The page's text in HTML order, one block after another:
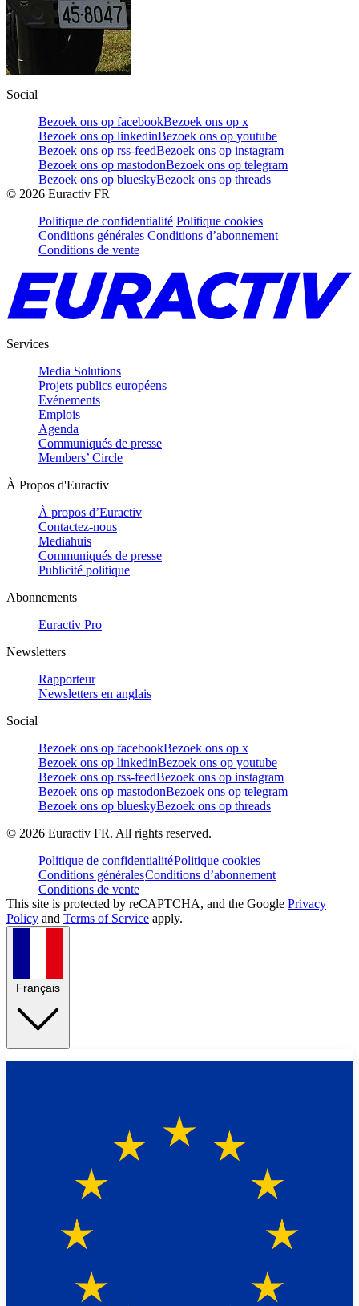
Social
Bezoek ons op facebookBezoek ons op x
Bezoek ons op linkedinBezoek ons op youtube
Bezoek ons op rss-feedBezoek ons op instagram
Bezoek ons op mastodonBezoek ons op telegram
Bezoek ons op blueskyBezoek ons op threads
© 2026 Euractiv FR
Politique de confidentialité Politique cookies
Conditions générales Conditions d’abonnement
Conditions de vente
Services
Media Solutions
Projets publics européens
Evénements
Emplois
Agenda
Communiqués de presse
Members’ Circle
À Propos d'Euractiv
À propos d’Euractiv
Contactez-nous
Mediahuis
Communiqués de presse
Publicité politique
Abonnements
Euractiv Pro
Newsletters
Rapporteur
Newsletters en anglais
Social
Bezoek ons op facebookBezoek ons op x
Bezoek ons op linkedinBezoek ons op youtube
Bezoek ons op rss-feedBezoek ons op instagram
Bezoek ons op mastodonBezoek ons op telegram
Bezoek ons op blueskyBezoek ons op threads
© 2026 Euractiv FR. All rights reserved.
Politique de confidentialitéPolitique cookies
Conditions généralesConditions d’abonnement
Conditions de vente
This site is protected by reCAPTCHA, and the Google Privacy
Policy and Terms of Service apply.
Français